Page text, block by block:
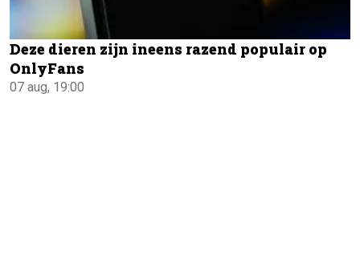
Deze dieren zijn ineens razend populair op
OnlyFans
07 aug, 19:00